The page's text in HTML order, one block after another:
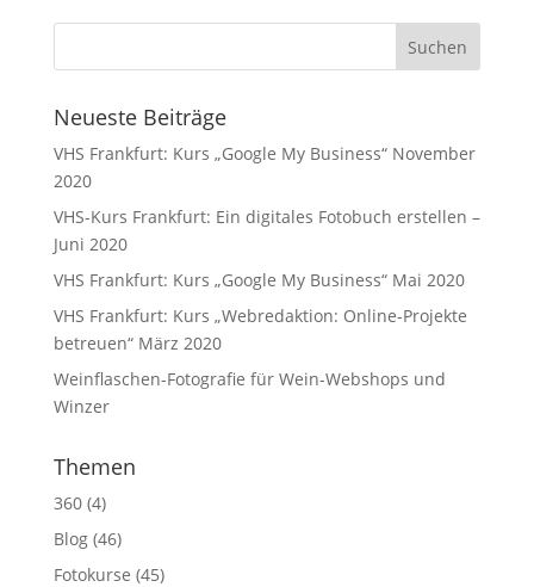
Neueste Beiträge
VHS Frankfurt: Kurs „Google My Business“ November
2020
VHS-Kurs Frankfurt: Ein digitales Fotobuch erstellen –
Juni 2020
VHS Frankfurt: Kurs „Google My Business“ Mai 2020
VHS Frankfurt: Kurs „Webredaktion: Online-Projekte
betreuen“ März 2020
Weinflaschen-Fotografie für Wein-Webshops und
Winzer
Themen
360(4)
Blog(46)
Fotokurse (45)